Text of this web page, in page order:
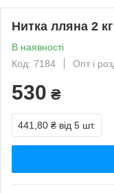
Нитка лляна 2 кг
В наявності
Код: 7184
Опт і
530 ₴
441,80 ₴ від 5 шт.